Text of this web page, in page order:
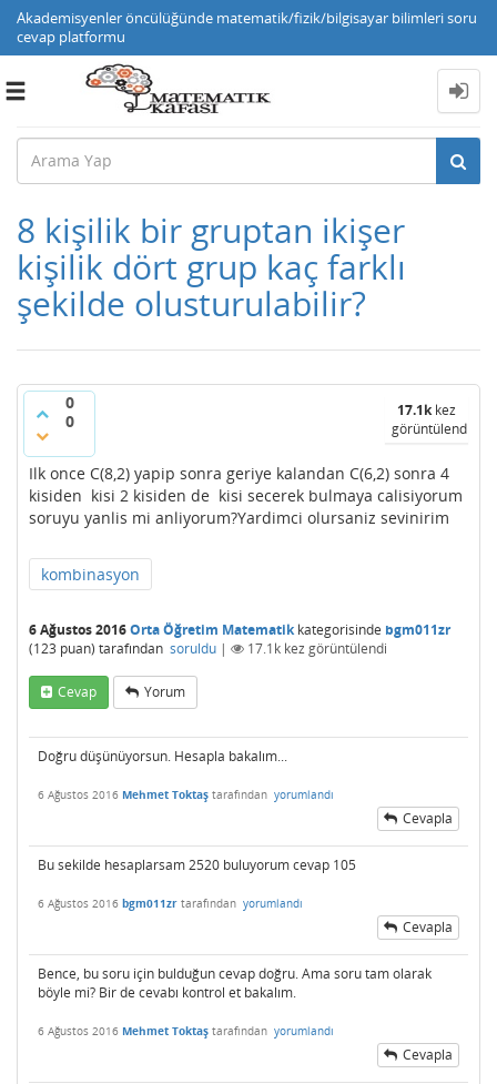
Akademisyenler öncülüğünde matematik/fizik/bilgisayar bilimleri soru
cevap platformu
Toggle
8 kişilik bir gruptan ikişer
kişilik dört grup kaç farklı
şekilde olusturulabilir?
0
0
17.1kkez
görüntülendi
Ilk once C(8,2) yapip sonra geriye kalandan C(6,2) sonra 4
kisiden kisi 2 kisiden de kisi secerek bulmaya calisiyorum
soruyu yanlis mi anliyorum?Yardimci olursaniz sevinirim
kombinasyon
6 Ağustos 2016Orta Öğretim Matematikkategorisinde bgm011zr
(123 puan) tarafından soruldu | 17.1k kez görüntülendi
Cevap Yorum
Doğru düşünüyorsun. Hesapla bakalım...
6 Ağustos 2016 Mehmet Toktaş tarafından yorumlandı
Cevapla
Bu sekilde hesaplarsam 2520 buluyorum cevap 105
6 Ağustos 2016 bgm011zr tarafından yorumlandı
Cevapla
Bence, bu soru için bulduğun cevap doğru. Ama soru tam olarak
böyle mi? Bir de cevabı kontrol et bakalım.
6 Ağustos 2016 Mehmet Toktaş tarafından yorumlandı
Cevapla